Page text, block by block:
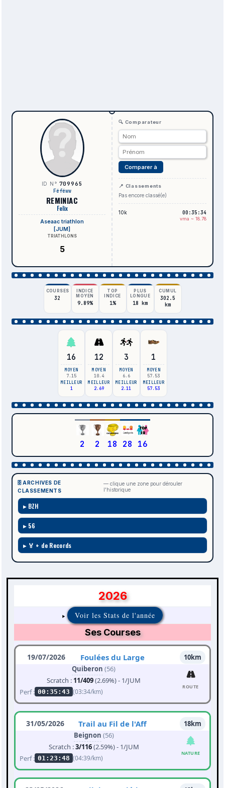
ID N° 709965
Féféww
REMINIAC
Felix
Aseaac triathlon
[JUM]
TRIATHLONS
5
🔍 Comparateur
Comparer à
📍 Classements
Pas encore classé(e)
10k 00:35:34
vma ~ 18.78
COURSES
32
INDICE
MOYEN
9.89%
TOP
INDICE
1%
PLUS
LONGUE
18 km
CUMUL
302.5
km
16
MOYEN
7.15
MEILLEUR
1
12
MOYEN
10.4
MEILLEUR
2.69
3
MOYEN
6.6
MEILLEUR
2.11
1
MOYEN
57.53
MEILLEUR
57.53
2 2 18 28 16
🗄️ ARCHIVES DE
CLASSEMENTS
— clique une zone pour dérouler
l'historique
BZH
56
🏅 + de Records
2026
Voir les Stats de l'année
Ses Courses
19/07/2026 Foulées du Large
10km
Quiberon (56)
Scratch : 11/409(2.69%) - 1/JUM
Perf : 00:35:43 (03:34/km)
ROUTE
31/05/2026 Trail au Fil de l'Aff
18km
Beignon (56)
Scratch :3/116(2.59%) - 1/JUM
Perf : 01:23:48 (04:39/km)
NATURE